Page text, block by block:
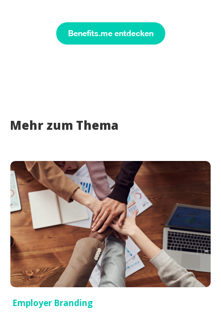
Benefits.me entdecken
Mehr zum Thema
Employer Branding